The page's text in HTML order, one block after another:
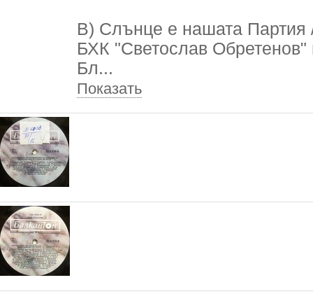
В) Слънце е нашата Партия
БХК "Светослав
Бл...
Показать